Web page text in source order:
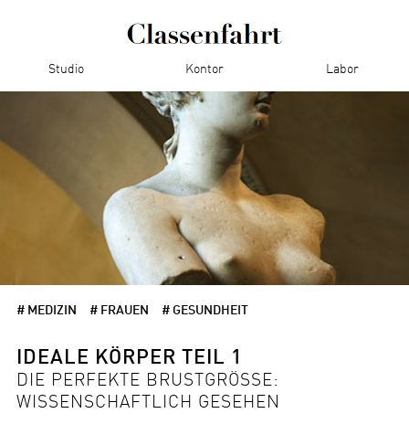
Studio Kontor Labor
# MEDIZIN # FRAUEN # GESUNDHEIT
IDEALE KÖRPER TEIL 1
DIE PERFEKTE BRUSTGRÖSSE: W
ISSENSCHAFTLICH GESEHEN